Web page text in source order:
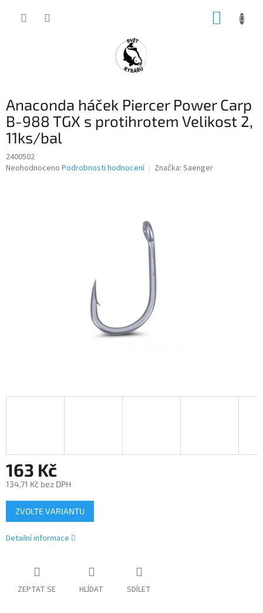
Anaconda háček Piercer Power Carp
B-988 TGX s protihrotem Velikost 2,
11ks/bal
2400502
Průměrné
Neohodnoceno Podrobnosti hodnocení Značka: Saenger
163 Kč
134,71 Kč bez DPH
Měrná
cena:
ZVOLTE VARIANTU
Detailní informace
ZEPTAT SE HLÍDAT SDÍLET